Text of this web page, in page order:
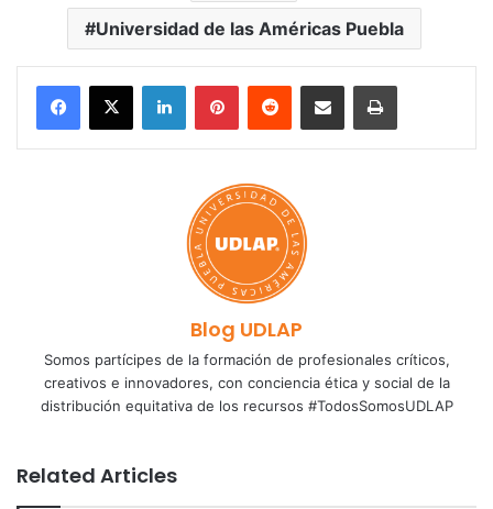
Universidad de las Américas Puebla
LinkedInPinterestReddit Share via Email Print
Blog UDLAP
Somos partícipes de la formación de profesionales críticos,
creativos e innovadores, con conciencia ética y social de la
distribución equitativa de los recursos #TodosSomosUDLAP
Related Articles